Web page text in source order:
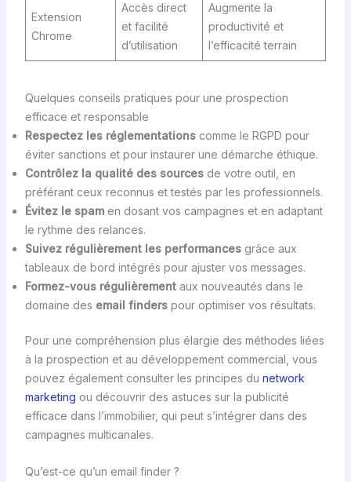
Extension
Chrome
Accès direct
et facilité
d’utilisation
Augmente la
productivité et
l’efficacité terrain
Quelques conseils pratiques pour une prospection
efficace et responsable
Respectez les réglementationscomme le RGPD pour
éviter sanctions et pour instaurer une démarche éthique.
Contrôlez la qualité des sourcesde votre outil, en
préférant ceux reconnus et testés par les professionnels.
Évitez le spamen dosant vos campagnes et en adaptant
le rythme des relances.
Suivez régulièrement les performancesgrâce aux
tableaux de bord intégrés pour ajuster vos messages.
Formez-vous régulièrementaux nouveautés dans le
domaine des email finderspour optimiser vos résultats.
Pour une compréhension plus élargie des méthodes liées
à la prospection et au développement commercial, vous
pouvez également consulter les principes du network
marketing ou découvrir des astuces sur la publicité
efficace dans l’immobilier, qui peut s’intégrer dans des
campagnes multicanales.
Qu’est-ce qu’un email finder ?